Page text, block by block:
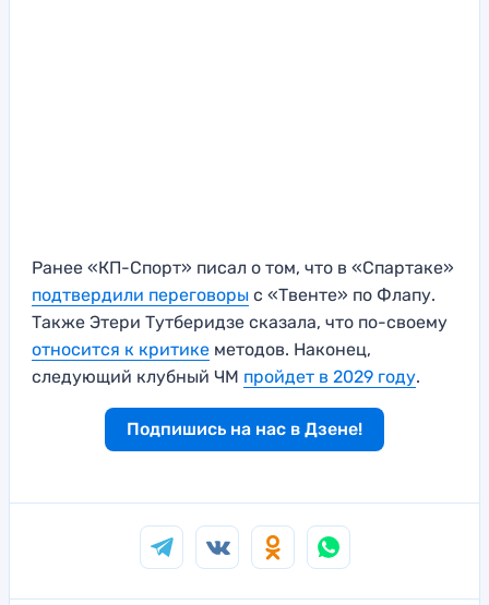
Ранее «КП-Спорт» писал о том, что в «Спартаке»
подтвердили переговоры с «Твенте» по Флапу.
Также Этери Тутберидзе сказала, что по-своему
относится к критике методов. Наконец,
следующий клубный ЧМ пройдет в 2029 году.
Подпишись на нас в Дзене!